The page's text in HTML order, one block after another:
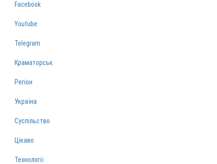
Facebook
Youtube
Telegram
Краматорськ
Регіон
Україна
Суспільство
Цікаво
Технології